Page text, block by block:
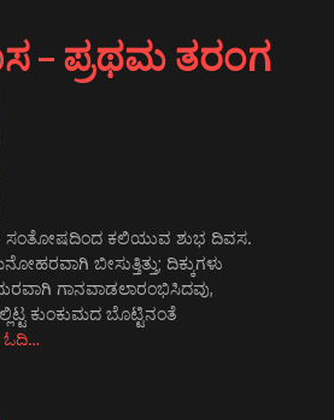
– ಪ್ರಥಮ ತರಂಗ
ಕಲಿಯುವ ಶುಭ ದಿವಸ.
ಬೀಸುತ್ತಿತ್ತು; ದಿಕ್ಕುಗಳು
ಗಾನವಾಡಲಾರಂಭಿಸಿದವು,
ಕುಂಕುಮದ ಬೊಟ್ಟಿನಂತೆ
ಓದಿ…